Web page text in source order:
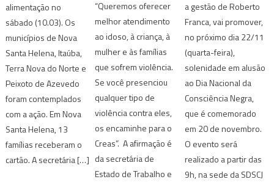
alimentação no
sábado (10.03). Os
municípios de Nova
Santa Helena, Itaúba,
Terra Nova do Norte e
Peixoto de Azevedo
foram contemplados
com a ação. Em Nova
Santa Helena, 13
famílias receberam o
cartão. A secretária […]
“Queremos oferecer
melhor atendimento
ao idoso, à criança, à
mulher e às famílias
que sofrem violência.
Se você presenciou
qualquer tipo de
violência contra eles,
os encaminhe para o
Creas”. A afirmação é
da secretária de
Estado de Trabalho e
a gestão de Roberto
Franca, vai promover,
no próximo dia 22/11
(quarta-feira),
solenidade em alusão
ao Dia Nacional da
Consciência Negra,
que é comemorado
em 20 de novembro.
O evento será
realizado a partir das
9h, na sede da SDSCJ